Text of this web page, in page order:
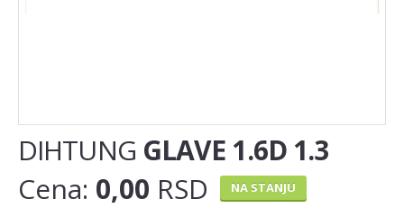
Španer kanalnog (PK) kaiša
Zupcasti kais
DIHTUNG GLAVE 1.6D 1.3
Cena: 0,00 RSD NA STANJU